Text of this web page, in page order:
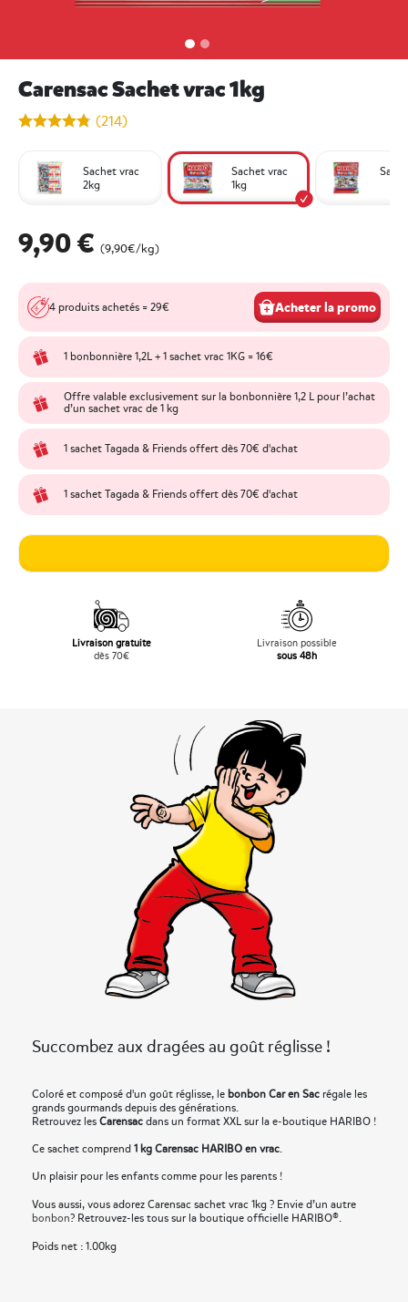
Carensac Sachet vrac 1kg
undefined out of 5 Customer Rating
(214)
Sachet vrac
2kg
Sachet vrac
1kg
9,90 € (9,90€/kg)
4 produits achetés = 29€ Acheter la promo
1 bonbonnière 1,2L + 1 sachet vrac 1KG = 16€
Offre valable exclusivement sur la bonbonnière 1,2 L pour l’achat
d’un sachet vrac de 1 kg
1 sachet Tagada & Friends offert dès 70€ d'achat
1 sachet Tagada & Friends offert dès 70€ d'achat
Livraison gratuite
dès 70€
Livraison possible
sous 48h
Succombez aux dragées au goût réglisse !
Coloré et composé d'un goût réglisse, le bonbon Car en Sac régale les
grands gourmands depuis des générations.
Retrouvez les Carensac dans un format XXL sur la e-boutique HARIBO !
Ce sachet comprend 1 kg Carensac HARIBO en vrac.
Un plaisir pour les enfants comme pour les parents !
Vous aussi, vous adorez Carensac sachet vrac 1kg ? Envie d’un autre
bonbon? Retrouvez-les tous sur la boutique officielle HARIBO®.
Poids net : 1.00kg